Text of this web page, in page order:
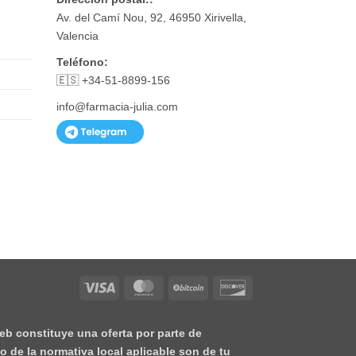
Av. del Camí Nou, 92, 46950 Xirivella,
Valencia
Teléfono:
🇪🇸 +34-51-8899-156
info@farmacia-julia.com
Visa MasterCardBitCoin
constituye una oferta por parte de
de la normativa local aplicable son de tu